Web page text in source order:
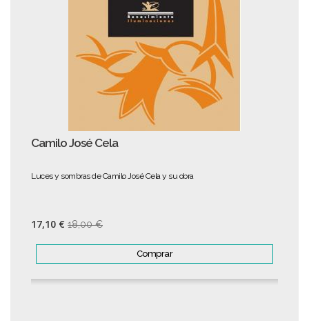
Camilo José Cela
Luces y sombras de Camilo José Cela y su obra
17,10 € 18,00 €
Comprar